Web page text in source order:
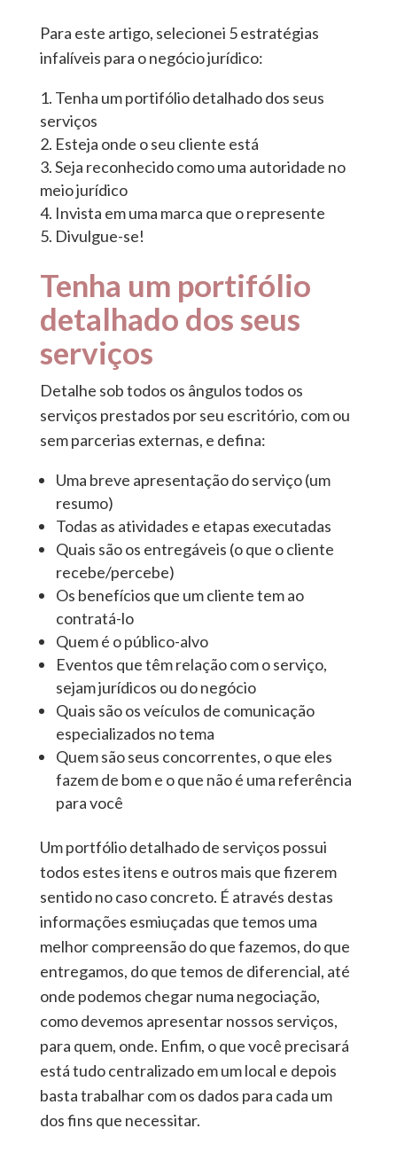
Para este artigo, selecionei 5 estratégias
infalíveis para o negócio jurídico:
Tenha um portifólio detalhado dos seus
serviços
Esteja onde o seu cliente está
Seja reconhecido como uma autoridade no
meio jurídico
Invista em uma marca que o represente
Divulgue-se!
Tenha um portifólio
detalhado dos seus
serviços
Detalhe sob todos os ângulos todos os
serviços prestados por seu escritório, com ou
sem parcerias externas, e defina:
Uma breve apresentação do serviço (um
resumo)
Todas as atividades e etapas executadas
Quais são os entregáveis (o que o cliente
recebe/percebe)
Os benefícios que um cliente tem ao
contratá-lo
Quem é o público-alvo
Eventos que têm relação com o serviço,
sejam jurídicos ou do negócio
Quais são os veículos de comunicação
especializados no tema
Quem são seus concorrentes, o que eles
fazem de bom e o que não é uma referência
para você
Um portfólio detalhado de serviços possui
todos estes itens e outros mais que fizerem
sentido no caso concreto. É através destas
informações esmiuçadas que temos uma
melhor compreensão do que fazemos, do que
entregamos, do que temos de diferencial, até
onde podemos chegar numa negociação,
como devemos apresentar nossos serviços,
para quem, onde. Enfim, o que você precisará
está tudo centralizado em um local e depois
basta trabalhar com os dados para cada um
dos fins que necessitar.